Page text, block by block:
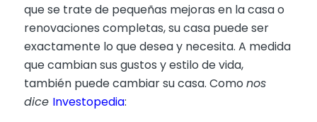
que se trate de pequeñas mejoras en la casa o
renovaciones completas, su casa puede ser
exactamente lo que desea y necesita. A medida
que cambian sus gustos y estilo de vida,
también puede cambiar su casa. Como nos
dice Investopedia: